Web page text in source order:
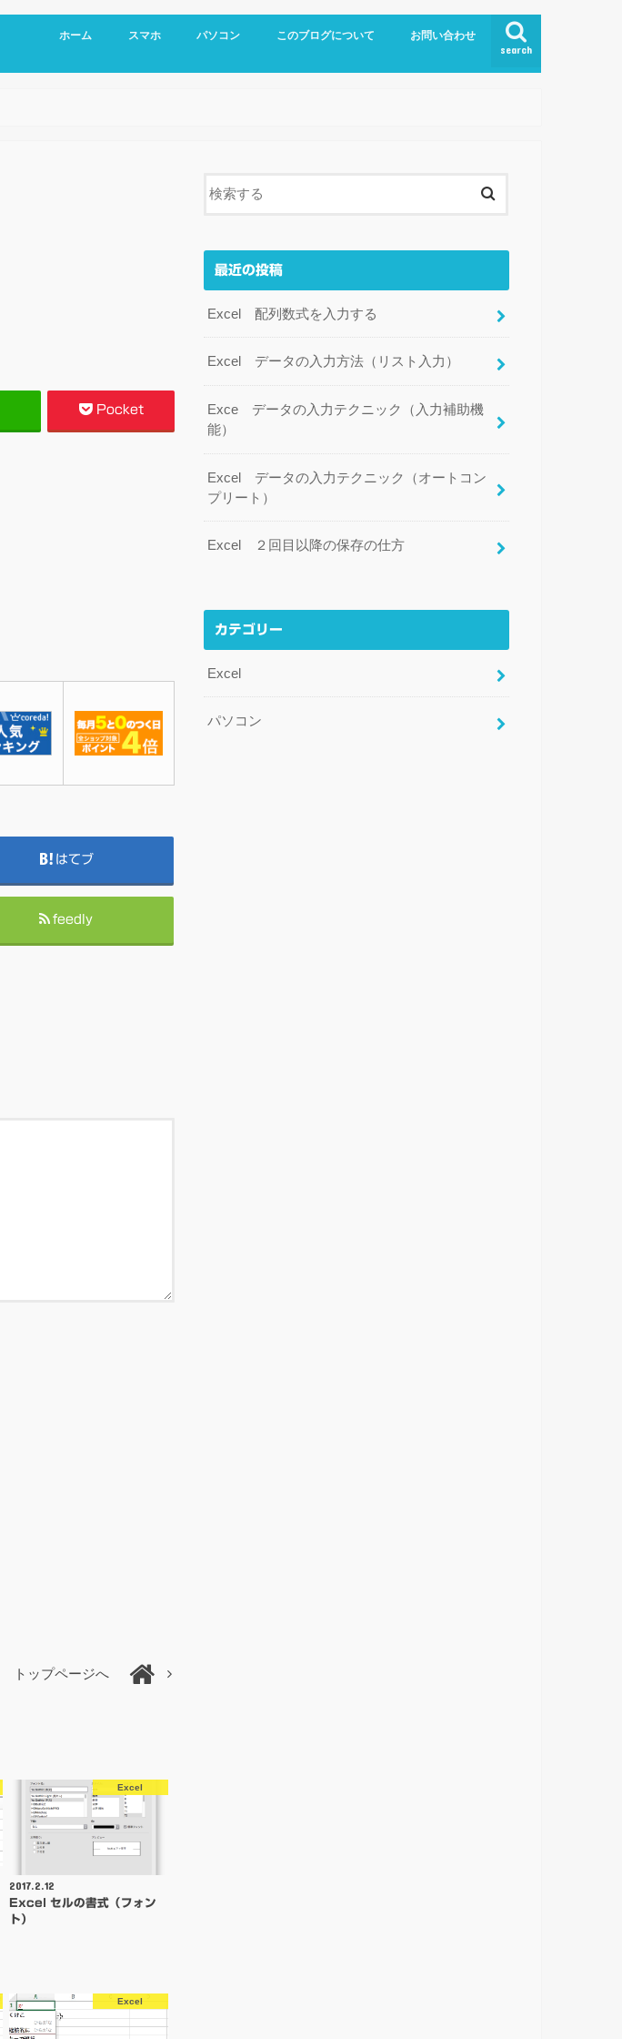
search
ホーム スマホ パソコン
Excel
このブログについて お問い合わせ
Pocket
はてブ
feedly
トップページへ
Excel
2017.2.12
Excel セルの書式（フォン
ト）
Excel
最近の投稿
Excel 配列数式を入力する
Excel データの入力方法（リスト入力）
Exce データの入力テクニック（入力補助機
能）
Excel データの入力テクニック（オートコン
プリート）
Excel ２回目以降の保存の仕方
カテゴリー
Excel
パソコン